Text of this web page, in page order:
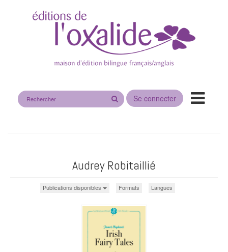
Rechercher
le
Se connecter
Audrey Robitaillié
Publications disponibles Formats Langues